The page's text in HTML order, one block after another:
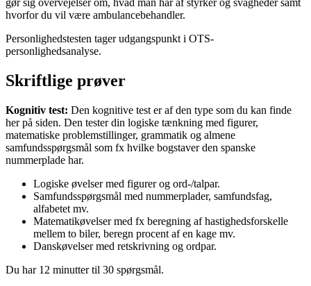
gør sig overvejelser om, hvad man har af styrker og svagheder samt
hvorfor du vil være ambulancebehandler.
Personlighedstesten tager udgangspunkt i OTS-
personlighedsanalyse.
Skriftlige prøver
Kognitiv test: Den kognitive test er af den type som du kan finde
her på siden. Den tester din logiske tænkning med figurer,
matematiske problemstillinger, grammatik og almene
samfundsspørgsmål som fx hvilke bogstaver den spanske
nummerplade har.
Logiske øvelser med figurer og ord-/talpar.
Samfundsspørgsmål med nummerplader, samfundsfag,
alfabetet mv.
Matematikøvelser med fx beregning af hastighedsforskelle
mellem to biler, beregn procent af en kage mv.
Danskøvelser med retskrivning og ordpar.
Du har 12 minutter til 30 spørgsmål.